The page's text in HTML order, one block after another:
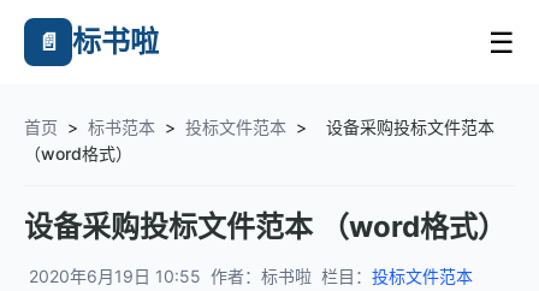
📄 标书啦 ☰
首页 > 标书范本 > 投标文件范本 >
设备采购投标文件范本
（word格式）
设备采购投标文件范本 （word格式）
2020年6月19日 10:55 作者：标书啦 栏目： 投标文件范本